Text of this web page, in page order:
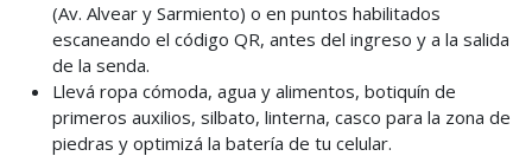
(Av. Alvear y Sarmiento) o en puntos habilitados
escaneando el código QR, antes del ingreso y a la salida
de la senda.
Llevá ropa cómoda, agua y alimentos, botiquín de
primeros auxilios, silbato, linterna, casco para la zona de
piedras y optimizá la batería de tu celular.